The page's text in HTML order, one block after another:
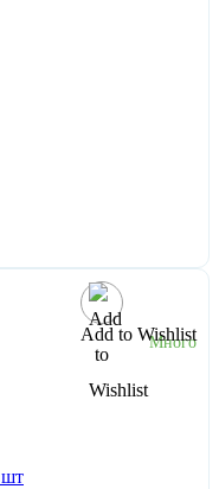
Add to Wishlist
Много
шт